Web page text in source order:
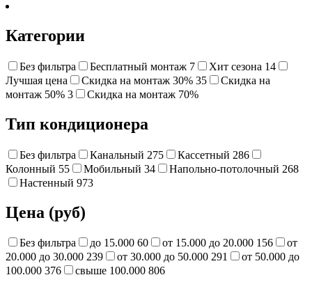
Категории
Без фильтра Бесплатный монтаж 7 Хит сезона 14
Лучшая цена
Cкидка на монтаж 30% 35
Скидка на
монтаж 50% 3 Cкидка на монтаж 70%
Тип кондиционера
Без фильтра Канальный 275 Кассетный 286
Колонный 55 Мобильный 34 Напольно-потолочный 268
Настенный 973
Цена (руб)
Без фильтра до 15.000 60 от 15.000 до 20.000 156
от
20.000 до 30.000 239 от 30.000 до 50.000 291
от 50.000 до
100.000 376 свыше 100.000 806